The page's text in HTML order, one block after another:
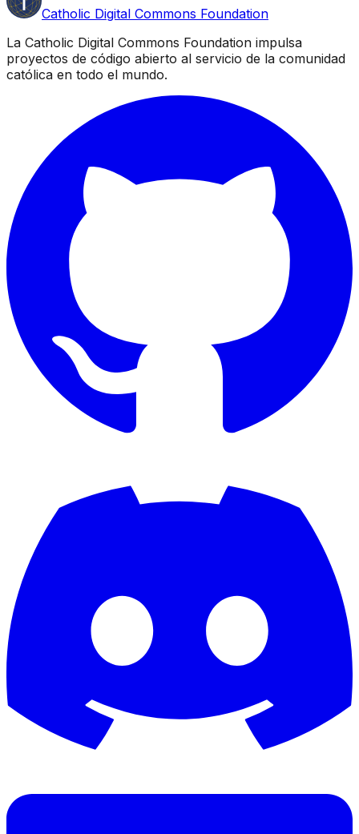
Catholic Digital Commons Foundation
La Catholic Digital Commons Foundation impulsa
proyectos de código abierto al servicio de la comunidad
católica en todo el mundo.